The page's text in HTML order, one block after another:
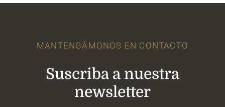
MANTENGÁMONOS EN CONTACTO
Suscriba a nuestra
newsletter